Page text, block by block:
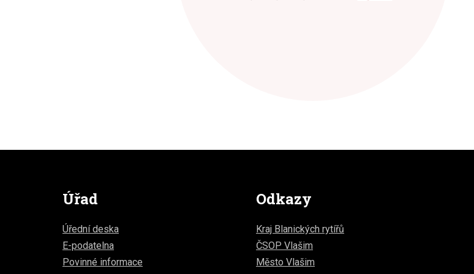
Úřad
Úřední deska
E-podatelna
Povinné informace
Odkazy
Kraj Blanických rytířů
ČSOP Vlašim
Město Vlašim